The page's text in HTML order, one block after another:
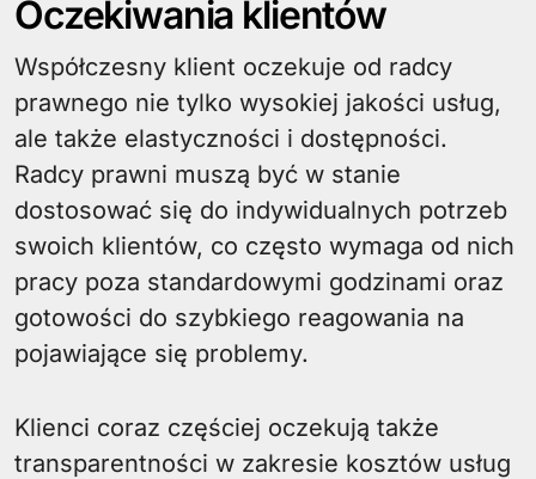
Oczekiwania klientów
Współczesny klient oczekuje od radcy
prawnego nie tylko wysokiej jakości usług,
ale także elastyczności i dostępności.
Radcy prawni muszą być w stanie
dostosować się do indywidualnych potrzeb
swoich klientów, co często wymaga od nich
pracy poza standardowymi godzinami oraz
gotowości do szybkiego reagowania na
pojawiające się problemy.
Klienci coraz częściej oczekują także
transparentności w zakresie kosztów usług